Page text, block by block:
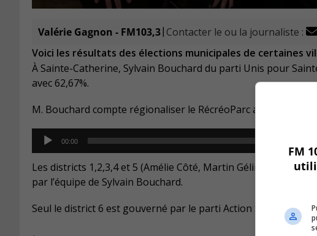
Valérie Gagnon - FM103,3| Contacter le ou la journaliste :
Voici les résultats des élections municipales de certaines
À Sainte-Catherine, Sylvain Bouchard du parti Unis pour
avec 62,67%.
M. Bouchard compte régionaliser le RécréoParc au cours de
Audio
Player
00:00
Les districts 1,2,3,4 et 5 (Amélie Côté, Martin Gélinas, Annick
par l’équipe de Sylvain Bouchard.
Seul le district 6 est gouverné par le parti Action Sainte-
FM